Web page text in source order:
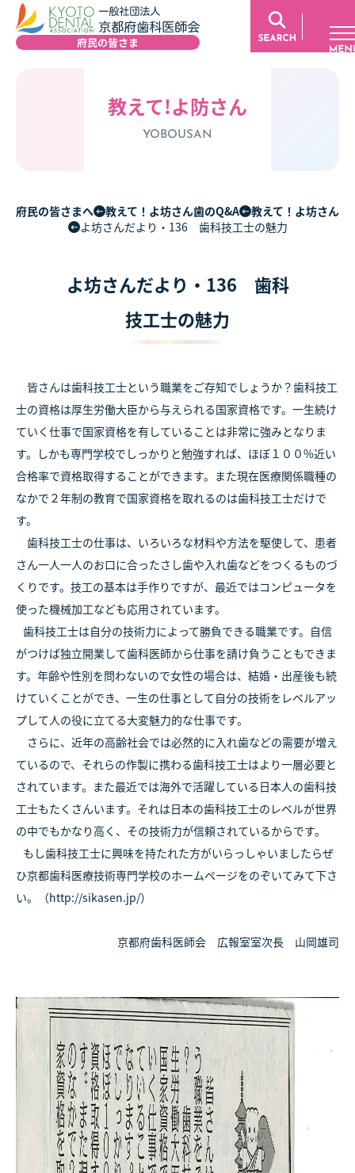
教えて!よ防さん
YOBOUSAN
府民の皆さまへ 教えて！よ坊さん歯のQ&A
教えて！よ坊さん
よ坊さんだより・136 歯科技工士の魅力
よ坊さんだより・136 歯科
技工士の魅力
皆さんは歯科技工士という職業をご存知でしょうか？歯科技工
士の資格は厚生労働大臣から与えられる国家資格です。一生続け
ていく仕事で国家資格を有していることは非常に強みとなりま
す。しかも専門学校でしっかりと勉強すれば、ほぼ１００%近い
合格率で資格取得することができます。また現在医療関係職種の
なかで２年制の教育で国家資格を取れるのは歯科技工士だけで
す。
歯科技工士の仕事は、いろいろな材料や方法を駆使して、患者
さん一人一人のお口に合ったさし歯や入れ歯などをつくるものづ
くりです。技工の基本は手作りですが、最近ではコンピュータを
使った機械加工なども応用されています。
歯科技工士は自分の技術力によって勝負できる職業です。自信
がつけば独立開業して歯科医師から仕事を請け負うこともできま
す。年齢や性別を問わないので女性の場合は、結婚・出産後も続
けていくことができ、一生の仕事として自分の技術をレベルアッ
プして人の役に立てる大変魅力的な仕事です。
さらに、近年の高齢社会では必然的に入れ歯などの需要が増え
ているので、それらの作製に携わる歯科技工士はより一層必要と
されています。また最近では海外で活躍している日本人の歯科技
工士もたくさんいます。それは日本の歯科技工士のレベルが世界
の中でもかなり高く、その技術力が信頼されているからです。
もし歯科技工士に興味を持たれた方がいらっしゃいましたらぜ
ひ京都歯科医療技術専門学校のホームページをのぞいてみて下さ
い。（http://sikasen.jp/）
京都府歯科医師会 広報室室次長 山岡雄司